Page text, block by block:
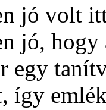
jó volt
jó, hogy
egy
így